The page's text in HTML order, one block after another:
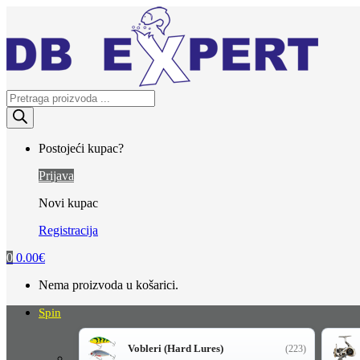
navigation
content
Products
search
Postojeći kupac?
Prijava
Novi kupac
Registracija
0 0.00€
Nema proizvoda u košarici.
Spin
Vobleri (Hard Lures) (223)